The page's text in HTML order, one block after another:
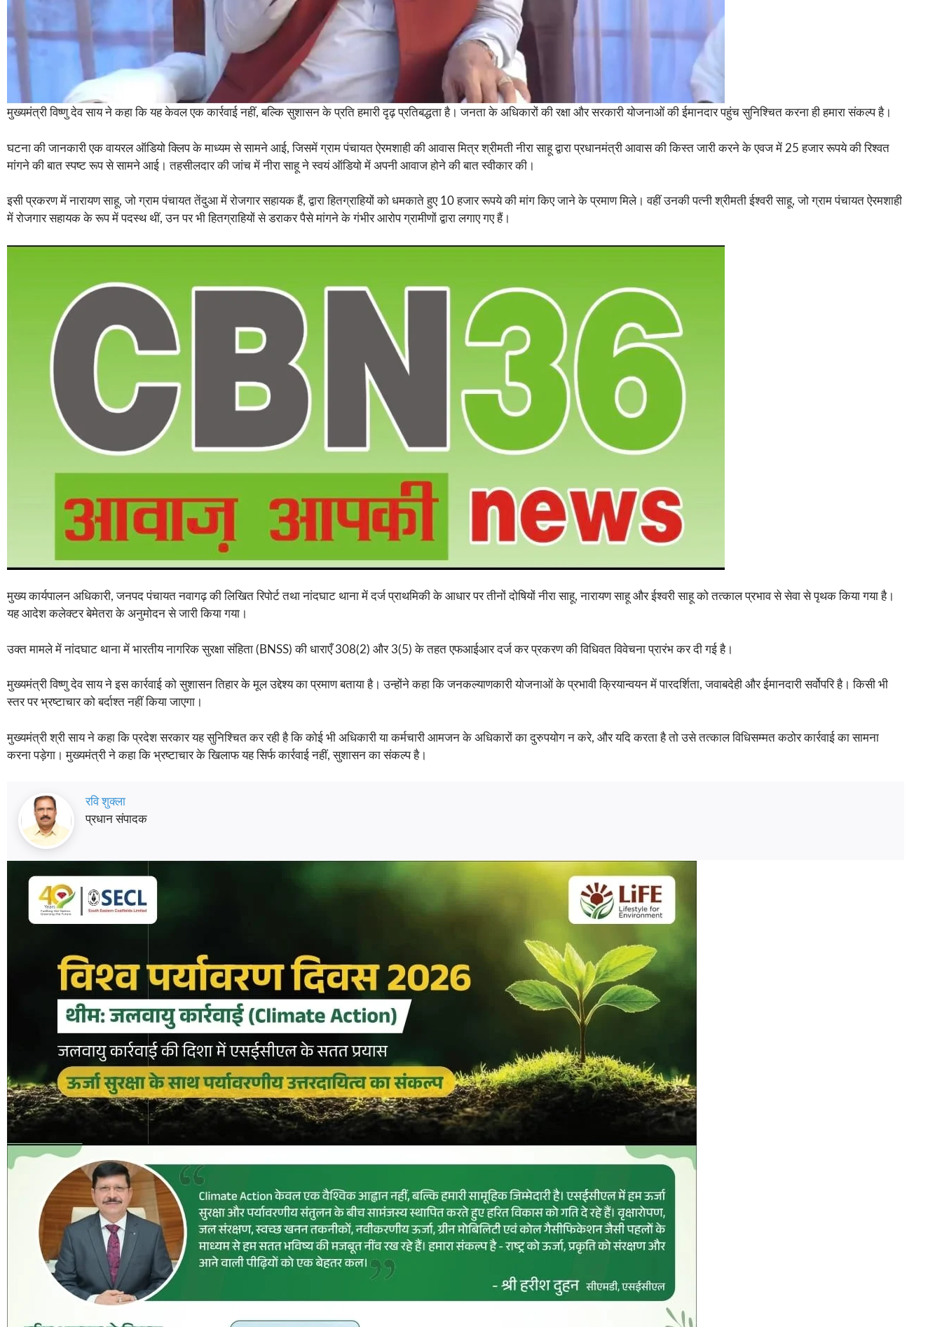
मुख्यमंत्री विष्णु देव साय ने कहा कि यह केवल एक कार्रवाई नहीं, बल्कि सुशासन के प्रति हमारी दृढ़ प्रतिबद्धता है। जनता के अधिकारों की रक्षा और सरकारी योजनाओं की ईमानदार पहुंच सुनिश्चित करना ही हमारा संकल्प है।
घटना की जानकारी एक वायरल ऑडियो क्लिप के माध्यम से सामने आई, जिसमें ग्राम पंचायत ऐरमशाही की आवास मित्र श्रीमती नीरा साहू द्वारा प्रधानमंत्री आवास की किस्त जारी करने के एवज में 25 हजार रूपये की रिश्वत
मांगने की बात स्पष्ट रूप से सामने आई। तहसीलदार की जांच में नीरा साहू ने स्वयं ऑडियो में अपनी आवाज होने की बात स्वीकार की।
इसी प्रकरण में नारायण साहू, जो ग्राम पंचायत तेंदुआ में रोजगार सहायक हैं, द्वारा हितग्राहियों को धमकाते हुए 10 हजार रूपये की मांग किए जाने के प्रमाण मिले। वहीं उनकी पत्नी श्रीमती ईश्वरी साहू, जो ग्राम पंचायत ऐरमशाही
में रोजगार सहायक के रूप में पदस्थ थीं, उन पर भी हितग्राहियों से डराकर पैसे मांगने के गंभीर आरोप ग्रामीणों द्वारा लगाए गए हैं।
मुख्य कार्यपालन अधिकारी, जनपद पंचायत नवागढ़ की लिखित रिपोर्ट तथा नांदघाट थाना में दर्ज प्राथमिकी के आधार पर तीनों दोषियों नीरा साहू, नारायण साहू और ईश्वरी साहू को तत्काल प्रभाव से सेवा से पृथक किया गया है।
यह आदेश कलेक्टर बेमेतरा के अनुमोदन से जारी किया गया।
उक्त मामले में नांदघाट थाना में भारतीय नागरिक सुरक्षा संहिता (BNSS) की धाराएँ 308(2) और 3(5) के तहत एफआईआर दर्ज कर प्रकरण की विधिवत विवेचना प्रारंभ कर दी गई है।
मुख्यमंत्री विष्णु देव साय ने इस कार्रवाई को सुशासन तिहार के मूल उद्देश्य का प्रमाण बताया है। उन्होंने कहा कि जनकल्याणकारी योजनाओं के प्रभावी क्रियान्वयन में पारदर्शिता, जवाबदेही और ईमानदारी सर्वोपरि है। किसी भी
स्तर पर भ्रष्टाचार को बर्दाश्त नहीं किया जाएगा।
मुख्यमंत्री श्री साय ने कहा कि प्रदेश सरकार यह सुनिश्चित कर रही है कि कोई भी अधिकारी या कर्मचारी आमजन के अधिकारों का दुरुपयोग न करे, और यदि करता है तो उसे तत्काल विधिसम्मत कठोर कार्रवाई का सामना
करना पड़ेगा। मुख्यमंत्री ने कहा कि भ्रष्टाचार के खिलाफ यह सिर्फ कार्रवाई नहीं, सुशासन का संकल्प है।
रवि शुक्ला
प्रधान संपादक